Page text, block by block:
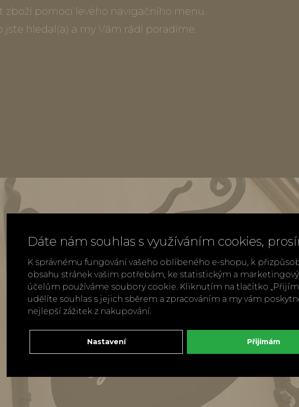
zboží pomocí levého navigačního menu.
jste hledal(a) a my Vám rádi poradíme.
Dáte nám souhlas s využíváním cookies,
K správnému fungování vašeho oblíbeného e-shopu, k
obsahu stránek vašim potřebám, ke statistickým a
účelům používáme soubory cookie. Kliknutím na tlačítko
udělíte souhlas s jejich sběrem a zpracováním a my vám
nejlepší zážitek z nakupování.
Nastavení Přijímám